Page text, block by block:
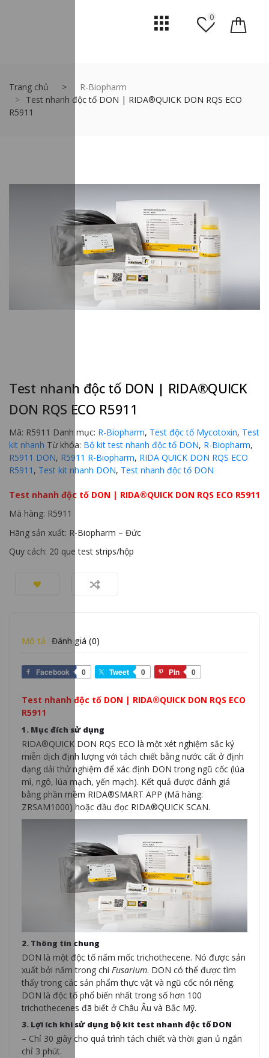
0
Trang chủ
R-Biopharm
Test nhanh độc tố DON | RIDA®QUICK DON RQS ECO
R5911
Test nhanh độc tố DON | RIDA®QUICK
DON RQS ECO R5911
Mã: R5911 Danh mục: R-Biopharm, Test độc tố Mycotoxin, Test
kit nhanh Từ khóa: Bộ kit test nhanh độc tố DON, R-Biopharm,
R5911 DON, R5911 R-Biopharm, RIDA QUICK DON RQS ECO
R5911 , Test kit nhanh DON, Test nhanh độc tố DON
Test nhanh độc tố DON | RIDA®QUICK DON RQS ECO R5911
Mã hàng: R5911
Hãng sản xuất: R-Biopharm – Đức
Quy cách: 20 que test strips/hộp
Mô tả Đánh giá (0)
Facebook 0 Tweet 0 Pin 0
Test nhanh độc tố DON | RIDA®QUICK DON RQS ECO
R5911
1. Mục đích sử dụng
RIDA®QUICK DON RQS ECO là một xét nghiệm sắc ký
miễn dịch định lượng với tách chiết bằng nước cất ở định
dạng dải thử nghiệm để xác định DON trong ngũ cốc (lúa
mì, ngô, lúa mạch, yến mạch). Kết quả được đánh giá
bằng phần mềm RIDA®SMART APP (Mã hàng:
ZRSAM1000) hoặc đầu đọc RIDA®QUICK SCAN.
2. Thông tin chung
DON là một độc tố nấm mốc trichothecene. Nó được sản
xuất bởi nấm trong chi Fusarium. DON có thể được tìm
thấy trong các sản phẩm thực vật và ngũ cốc nói riêng.
DON là độc tố phổ biến nhất trong số hơn 100
trichothecenes đã biết ở Châu Âu và Bắc Mỹ.
3. Lợi ích khi sử dụng bộ kit test nhanh độc tố DON
– Chỉ 30 giây cho quá trình tách chiết và thời gian ủ ngắn
chỉ 3 phút.